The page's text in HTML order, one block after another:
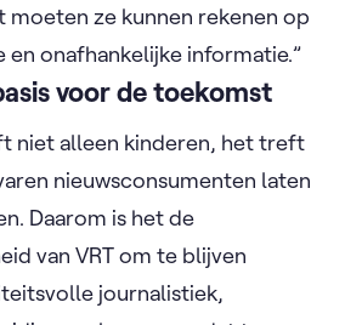
ze kunnen rekenen op
onafhankelijke informatie.”
voor de toekomst
niet alleen kinderen, het treft
nieuwsconsumenten laten
Daarom is het de
van VRT om te blijven
journalistiek,